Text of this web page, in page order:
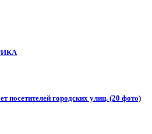
посетителей городских улиц. (20 фото)